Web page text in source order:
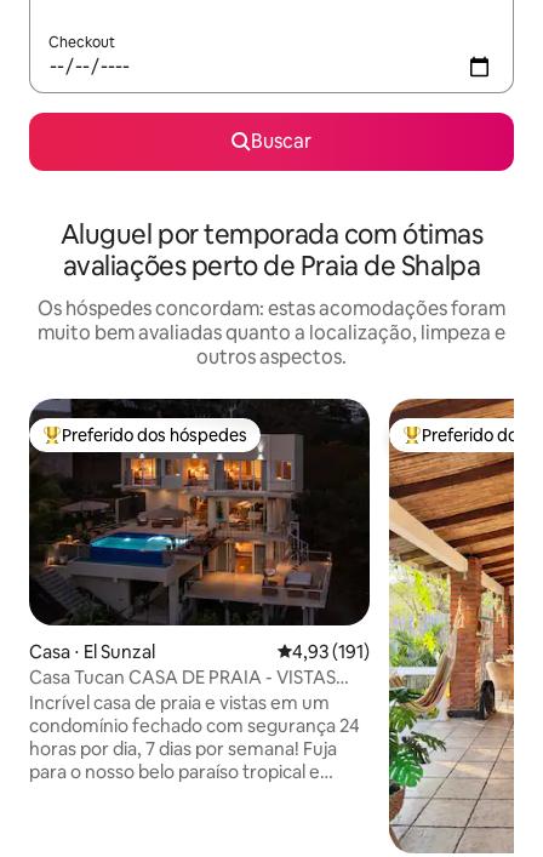
Checkout
Buscar
Aluguel por temporada com ótimas
avaliações perto de Praia de Shalpa
Os hóspedes concordam: estas acomodações foram
muito bem avaliadas quanto a localização, limpeza e
outros aspectos.
Entre os melhores preferidos dos hóspedes
Preferido dos hóspedes
Casa ⋅ El Sunzal 4,93 de uma avaliação média de
4,93 (191)
Casa Tucan CASA DE PRAIA - VISTAS
ESPECTACULARES DO OCEANO
Incrível casa de praia e vistas em um
condomínio fechado com segurança 24
horas por dia, 7 dias por semana! Fuja
para o nosso belo paraíso tropical e
Entre os
Preferido dos